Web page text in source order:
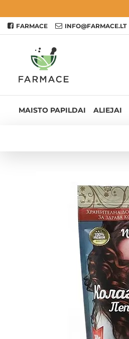
FARMACE INFO@FARMACE.LT
MAISTO PAPILDAI ALIEJAI